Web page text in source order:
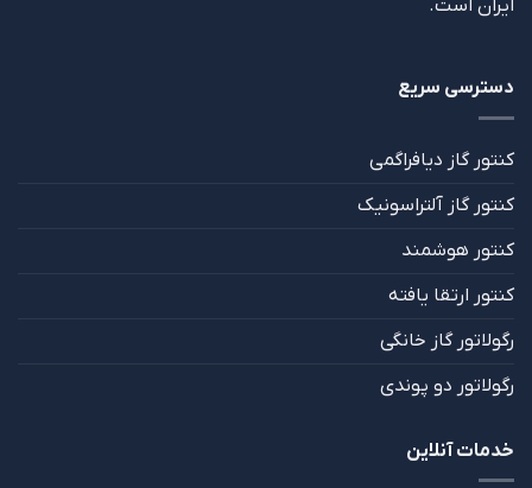
ایران است.
دسترسی سریع
کنتور گاز دیافراگمی
کنتور گاز آلتراسونیک
کنتور هوشمند
کنتور ارتقا یافته
رگولاتور گاز خانگی
رگولاتور دو پوندی
خدمات آنلاین